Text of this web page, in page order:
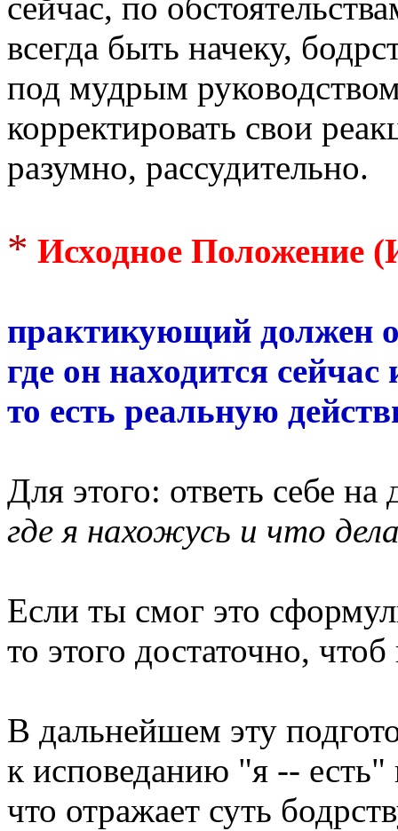
всегда быть начеку,
под мудрым
корректировать свои
разумно, рассудительно.
* Исходное Положение
практикующий должен
где он находится
то есть реальную
Для этого: ответь себе
где я нахожусь и что
Если ты смог это
то этого достаточно, чтоб
В дальнейшем эту
к исповеданию "я -- есть"
что отражает суть